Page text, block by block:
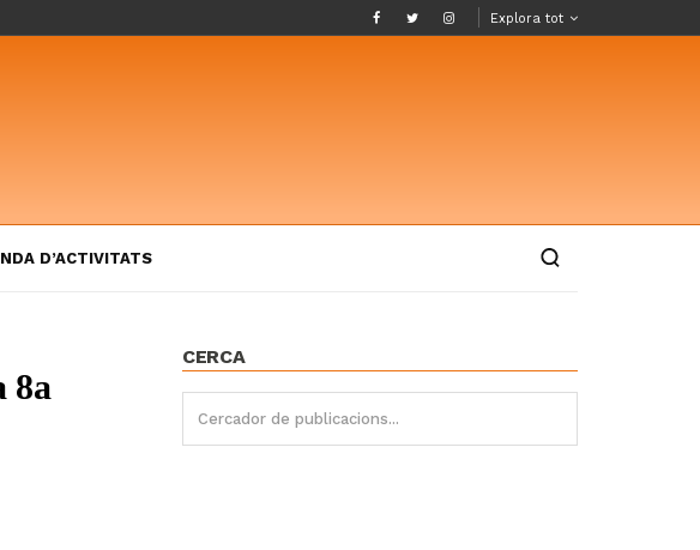
Explora tot
D’ACTIVITATS
8a
CERCA